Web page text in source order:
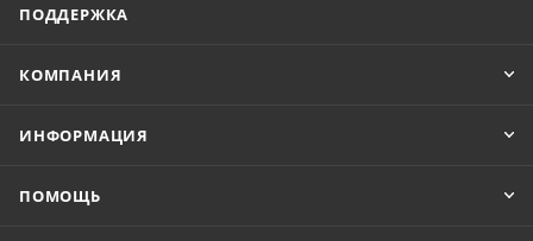
ПОДДЕРЖКА
КОМПАНИЯ
ИНФОРМАЦИЯ
ПОМОЩЬ